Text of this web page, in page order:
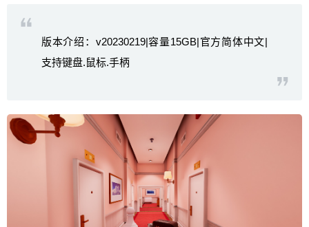
版本介绍：v20230219|容量15GB|官方简体中文|
支持键盘.鼠标.手柄